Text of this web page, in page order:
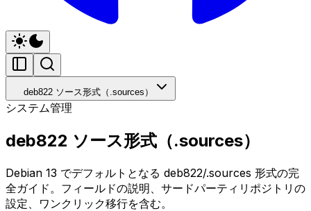
deb822 ソース形式（.sources）
システム管理
deb822 ソース形式（.sources）
Debian 13 でデフォルトとなる deb822/.sources 形式の完
全ガイド。フィールドの説明、サードパーティリポジトリの
設定、ワンクリック移行を含む。